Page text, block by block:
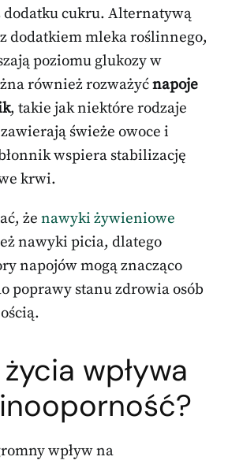
dodatku cukru. Alternatywą
dodatkiem mleka roślinnego,
poziomu glukozy w
również rozważyćnapoje
, takie jak niektóre rodzaje
świeże owoce i
wspiera stabilizację
krwi.
że nawyki żywieniowe
nawyki picia, dlatego
napojów mogą znacząco
poprawy stanu zdrowia osób
wpływa
wpływ na